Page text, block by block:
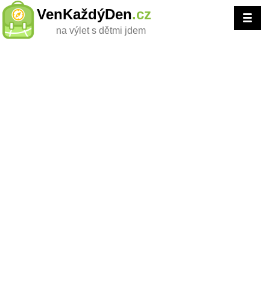
VenKaždýDen.cz
na výlet s dětmi jdem